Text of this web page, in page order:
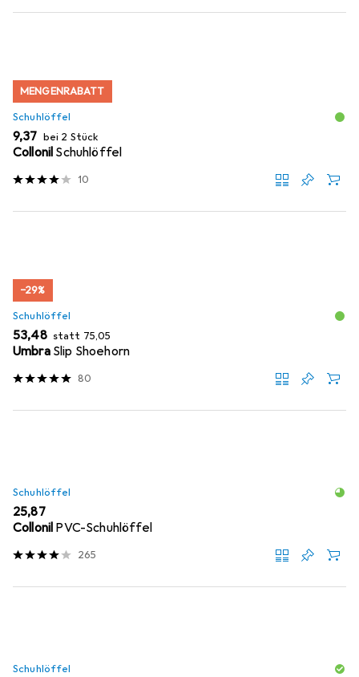
MENGENRABATT
Schuhlöffel
EUR
9,37 bei 2 Stück
Collonil Schuhlöffel
10
−29%
Schuhlöffel
EUR
53,48 statt EUR
75,05
Umbra Slip Shoehorn
80
Schuhlöffel
EUR
25,87
Collonil PVC-Schuhlöffel
265
Schuhlöffel